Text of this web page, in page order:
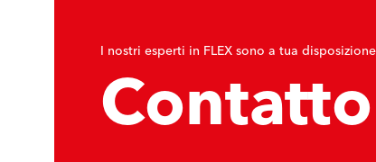
I nostri esperti in FLEX sono a tua
Contatto